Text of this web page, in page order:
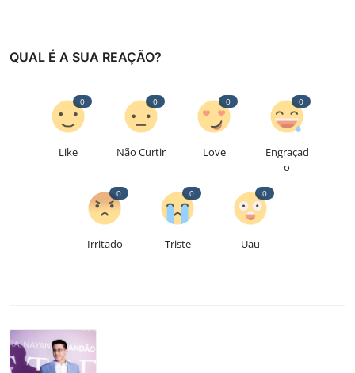
QUAL É A SUA REAÇÃO?
Like
0
Não Curtir
0
Love
0
Engraçad
o
0
Irritado
0
Triste
0
Uau
0